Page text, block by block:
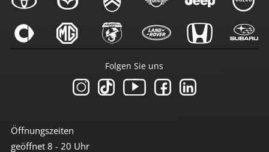
Öffnungszeiten
geöffnet 8 - 20 Uhr
Folgen Sie uns